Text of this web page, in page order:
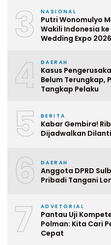
3 NASIONAL
Putri Wonomulyo
Wakili Indonesia
Wedding Expo 2026
4 DAERAH
Kasus
Belum Terungkap,
Tangkap Pelaku
5 BERITA
Kabar Gembira!
Dijadwalkan
6 DAERAH
Anggota DPRD
Pribadi Tangani
7 ADVETORIAL
Pantau Uji
Polman: Kita Cari
Cepat